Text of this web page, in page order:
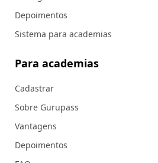
Depoimentos
Sistema para academias
Para academias
Cadastrar
Sobre Gurupass
Vantagens
Depoimentos